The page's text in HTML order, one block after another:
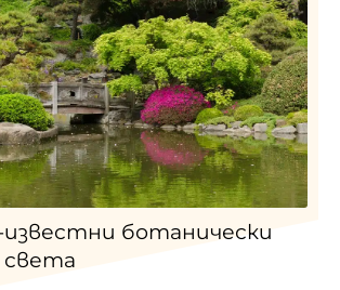
ботанически
света